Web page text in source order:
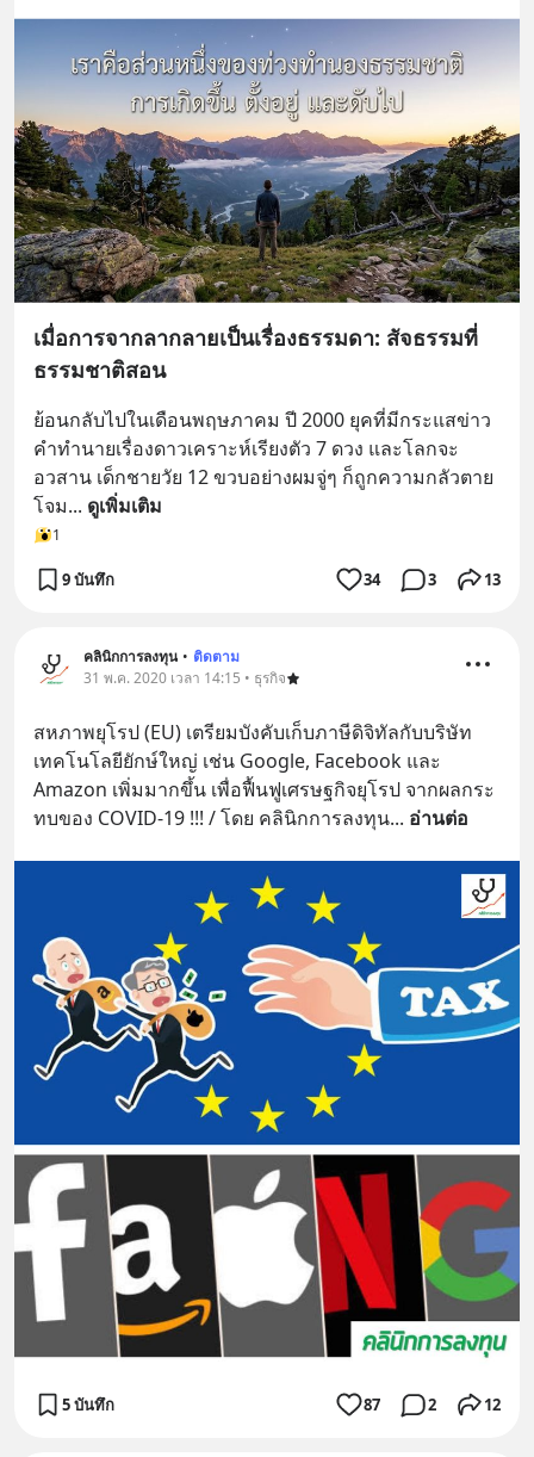
เมื่อการจากลากลายเป็นเรื่องธรรมดา: สัจธรรมที่
ธรรมชาติสอน
ย้อนกลับไปในเดือนพฤษภาคม ปี 2000 ยุคที่มีกระแสข่าว
คำทำนายเรื่องดาวเคราะห์เรียงตัว 7 ดวง และโลกจะ
อวสาน เด็กชายวัย 12 ขวบอย่างผมจู่ๆ ก็ถูกความกลัวตาย
โจม... ดูเพิ่มเติม
1
9 บันทึก 34 3 13
คลินิกการลงทุน • ติดตาม
31 พ.ค. 2020 เวลา 14:15 • ธุรกิจ
สหภาพยุโรป (EU) เตรียมบังคับเก็บภาษีดิจิทัลกับบริษัท
เทคโนโลยียักษ์ใหญ่ เช่น Google, Facebook และ
Amazon เพิ่มมากขึ้น เพื่อฟื้นฟูเศรษฐกิจยุโรป จากผลกระ
ทบของ COVID-19 !!! / โดย คลินิกการลงทุน... อ่านต่อ
5 บันทึก 87 2 12